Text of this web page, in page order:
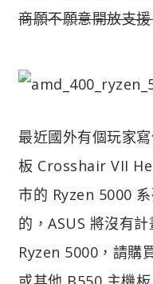
商願不願意開放支
最近國外有個玩家
板 Crosshair VII
市的 Ryzen 5000
的，ASUS 將沒有
Ryzen 5000，請購